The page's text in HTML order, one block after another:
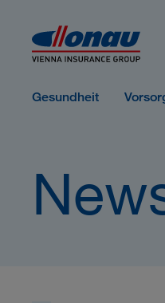
Gesundheit